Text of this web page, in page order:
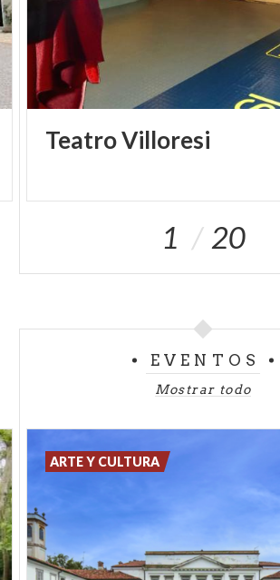
TeatroVilloresi
1 20
EVENTOS
Mostrar todo
ARTE Y CULTURA